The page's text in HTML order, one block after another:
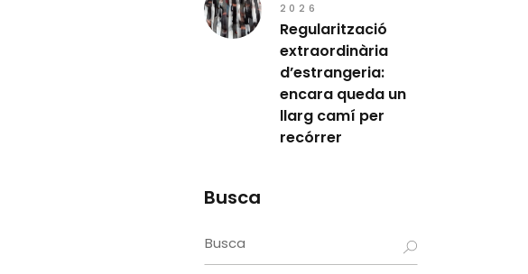
2026
Regularització
extraordinària
d’estrangeria:
encara queda un
llarg camí per
recórrer
Busca
Search
for: